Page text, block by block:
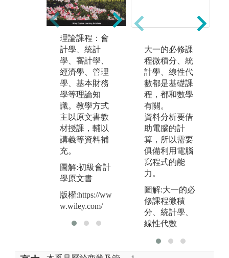
理論課程：會
計學、統計
學、審計學、
經濟學、管理
學、基本財務
學等理論知
識。教學方式
主以原文書教
材授課，輔以
講義等資料補
充。
圖解:初級會計
學原文書
版權:https://ww
w.wiley.com/
小組報告：以
會計及財務理
論為基礎，進
行企業研究與
市場分析，培
養團體合作的
精神及上台口
頭報告的能
力。
大一的必修課
程微積分、統
計學、線性代
數都是基礎課
程，都和數學
有關。
資料分析要借
助電腦的計
算，所以需要
俱備利用電腦
寫程式的能
力。
圖解:大一的必
修課程微積
分、統計學、
線性代數